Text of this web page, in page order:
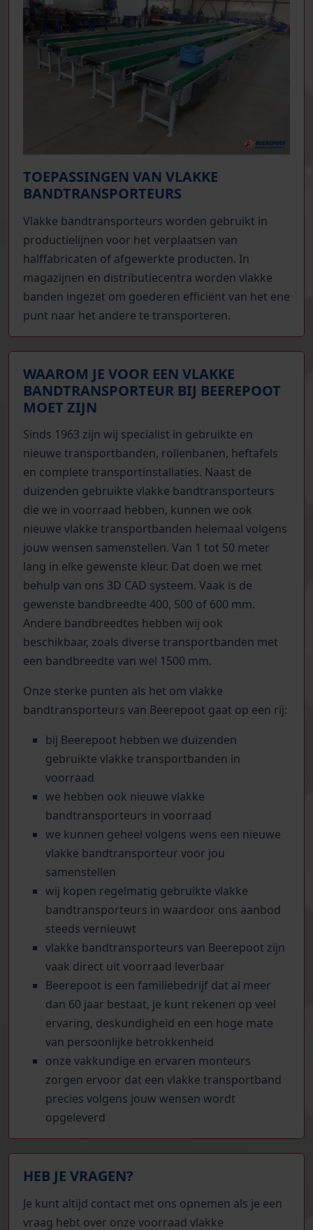
TOEPASSINGEN VAN VLAKKE
BANDTRANSPORTEURS
Vlakke bandtransporteurs worden gebruikt in
productielijnen voor het verplaatsen van
halffabricaten of afgewerkte producten. In
magazijnen en distributiecentra worden vlakke
banden ingezet om goederen efficiënt van het ene
punt naar het andere te transporteren.
WAAROM JE VOOR EEN VLAKKE
BANDTRANSPORTEUR BIJ BEEREPOOT
MOET ZIJN
Sinds 1963 zijn wij specialist in gebruikte en
nieuwe transportbanden, rollenbanen, heftafels
en complete transportinstallaties. Naast de
duizenden gebruikte vlakke bandtransporteurs
die we in voorraad hebben, kunnen we ook
nieuwe vlakke transportbanden helemaal volgens
jouw wensen samenstellen. Van 1 tot 50 meter
lang in elke gewenste kleur. Dat doen we met
behulp van ons 3D CAD systeem. Vaak is de
gewenste bandbreedte 400, 500 of 600 mm.
Andere bandbreedtes hebben wij ook
beschikbaar, zoals diverse transportbanden met
een bandbreedte van wel 1500 mm.
Onze sterke punten als het om vlakke
bandtransporteurs van Beerepoot gaat op een rij:
bij Beerepoot hebben we duizenden
gebruikte vlakke transportbanden in
voorraad
we hebben ook nieuwe vlakke
bandtransporteurs in voorraad
we kunnen geheel volgens wens een nieuwe
vlakke bandtransporteur voor jou
samenstellen
wij kopen regelmatig gebruikte vlakke
bandtransporteurs in waardoor ons aanbod
steeds vernieuwt
vlakke bandtransporteurs van Beerepoot zijn
vaak direct uit voorraad leverbaar
Beerepoot is een familiebedrijf dat al meer
dan 60 jaar bestaat, je kunt rekenen op veel
ervaring, deskundigheid en een hoge mate
van persoonlijke betrokkenheid
onze vakkundige en ervaren monteurs
zorgen ervoor dat een vlakke transportband
precies volgens jouw wensen wordt
opgeleverd
HEB JE VRAGEN?
Je kunt altijd contact met ons opnemen als je een
vraag hebt over onze voorraad vlakke